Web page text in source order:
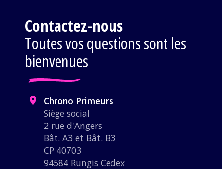
Contactez-nous
Toutes vos questions sont les
bienvenues
Chrono Primeurs
Siège social
2 rue d'Angers
Bât. A3 et Bât. B3
CP 40703
94584 Rungis Cedex